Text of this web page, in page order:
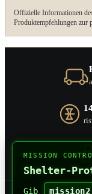
MISSION
Shelter-
Gib mission2
Offizielle Informationen
Produktempfehlungen zur